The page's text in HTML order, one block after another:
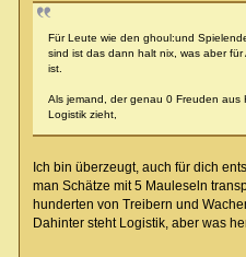
Für Leute wie den ghoul:und
sind ist das dann halt nix, was aber
ist.
Als jemand, der genau 0 Freuden aus
Logistik zieht,
Ich bin überzeugt, auch für dich
man Schätze mit 5 Mauleseln
hunderten von Treibern und
Dahinter steht Logistik, aber was